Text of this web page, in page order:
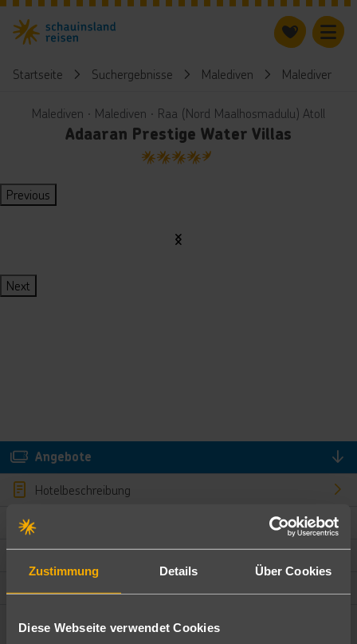
Zustimmung Details Über Cookies
Diese Webseite verwendet Cookies
Startseite Suchergebnisse Malediven Malediven
Malediven ∙ Malediven ∙ Raa (Nord Maalhosmadulu) Atoll
Adaaran Prestige Water Villas
4.5
Previous
Next
Angebote
Hotelbeschreibung
Bewertungen